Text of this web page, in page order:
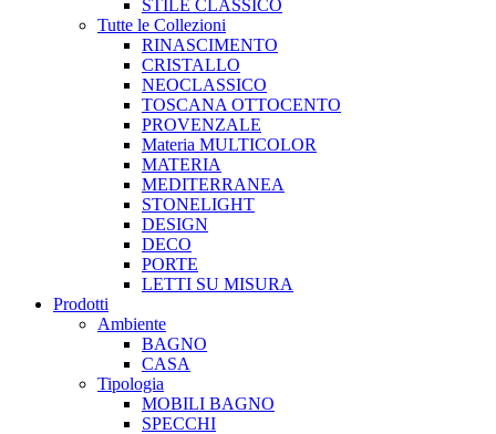
STILE CLASSICO
Tutte le Collezioni
RINASCIMENTO
CRISTALLO
NEOCLASSICO
TOSCANA OTTOCENTO
PROVENZALE
Materia MULTICOLOR
MATERIA
MEDITERRANEA
STONELIGHT
DESIGN
DECO
PORTE
LETTI SU MISURA
Prodotti
Ambiente
BAGNO
CASA
Tipologia
MOBILI BAGNO
SPECCHI